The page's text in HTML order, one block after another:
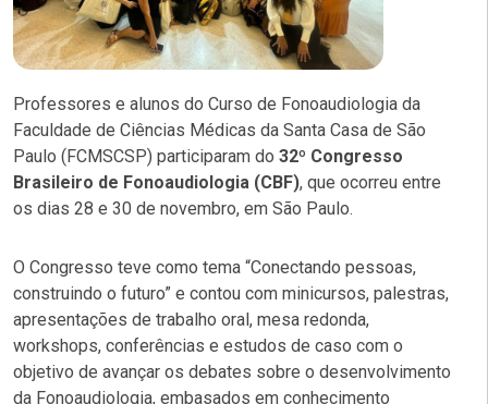
Professores e alunos do Curso de Fonoaudiologia da
Faculdade de Ciências Médicas da Santa Casa de São
Paulo (FCMSCSP) participaram do 32º Congresso
Brasileiro de Fonoaudiologia (CBF), que ocorreu entre
os dias 28 e 30 de novembro, em São Paulo.
O Congresso teve como tema “Conectando pessoas,
construindo o futuro” e contou com minicursos, palestras,
apresentações de trabalho oral, mesa redonda,
workshops, conferências e estudos de caso com o
objetivo de avançar os debates sobre o desenvolvimento
da Fonoaudiologia, embasados em conhecimento